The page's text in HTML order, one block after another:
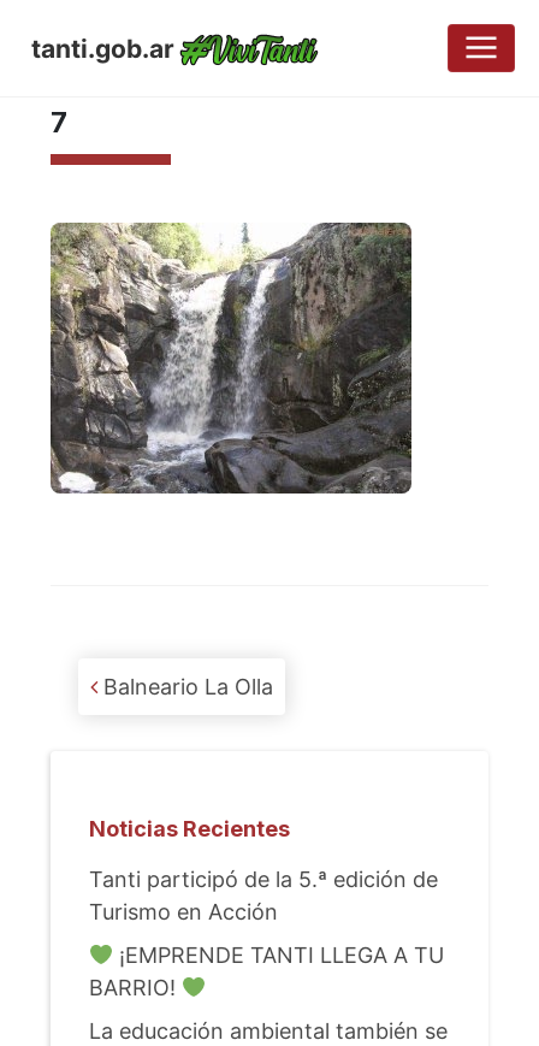
tanti.gob.ar
ABRIL 18, 2017
7
Post navigation
Balneario La Olla
Noticias Recientes
Tanti participó de la 5.ª edición de
Turismo en Acción
¡EMPRENDE TANTI LLEGA A TU
BARRIO!
La educación ambiental también se